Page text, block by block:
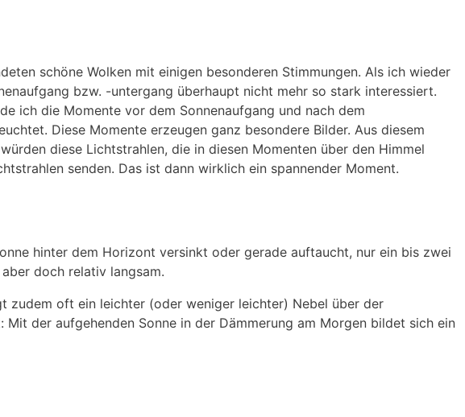
schöne Wolken mit einigen besonderen Stimmungen. Als ich wieder
bzw. -untergang überhaupt nicht mehr so stark interessiert.
ich die Momente vor dem Sonnenaufgang und nach dem
Diese Momente erzeugen ganz besondere Bilder. Aus diesem
diese Lichtstrahlen, die in diesen Momenten über den Himmel
senden. Das ist dann wirklich ein spannender Moment.
hinter dem Horizont versinkt oder gerade auftaucht, nur ein bis zwei
doch relativ langsam.
zudem oft ein leichter (oder weniger leichter) Nebel über der
der aufgehenden Sonne in der Dämmerung am Morgen bildet sich ein